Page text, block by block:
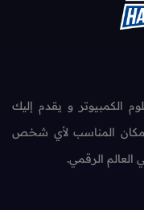
الكمبيوتر و يقدم إليك
المناسب لأي شخص
الرقمي.